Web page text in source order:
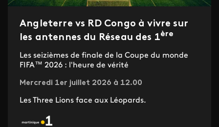
Angleterre vs RD Congo à vivre sur
les antennes du Réseau des 1ère
Les seizièmes de finale de la Coupe du monde
FIFA™ 2026 : l'heure de vérité
Mercredi 1er juillet 2026 à 12.00
Les Three Lions face aux Léopards.